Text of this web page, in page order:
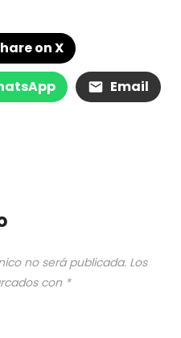
on X
Email
no será publicada. Los
con *